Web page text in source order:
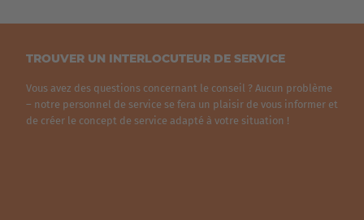
TROUVER UN INTERLOCUTEUR DE SERVICE
Vous avez des questions concernant le conseil ? Aucun problème
– notre personnel de service se fera un plaisir de vous informer et
de créer le concept de service adapté à votre situation !